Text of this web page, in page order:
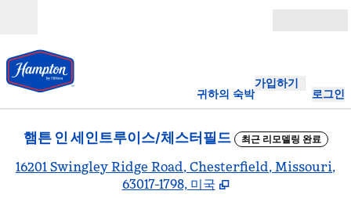
귀하의 숙박
가입하기
로그인
햄튼 인 세인트루이스/체스터필드 최근 리모델링 완료
16201 Swingley Ridge Road, Chesterfield, Missouri,
63017-1798, 미국